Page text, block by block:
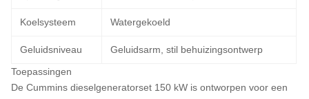
Koelsysteem Watergekoeld
Geluidsniveau
Geluidsarm, stil behuizingsontwerp
Toepassingen
De Cummins dieselgeneratorset 150 kW is ontworpen voor een